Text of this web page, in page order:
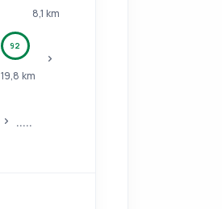
8,1 km
92
19,8 km
.....